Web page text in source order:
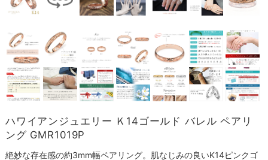
ハワイアンジュエリー Ｋ14ゴールド バレル ペアリ
ング GMR1019P
絶妙な存在感の約3mm幅ペアリング。肌なじみの良いK14ピンクゴ